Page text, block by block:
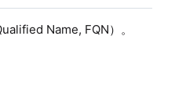
Name, FQN）。